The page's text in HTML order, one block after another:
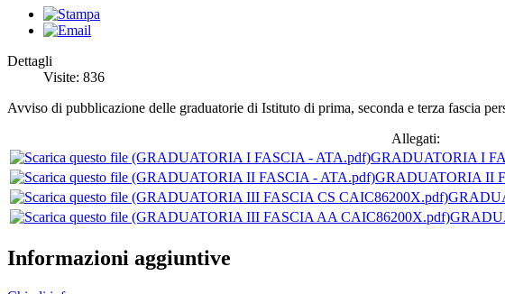
Dettagli
Visite: 836
Avviso di pubblicazione delle graduatorie di Istituto di prima, seconda e terza fascia
Allegati:
GRADUATORIA I
GRADUATORIA II
Informazioni aggiuntive